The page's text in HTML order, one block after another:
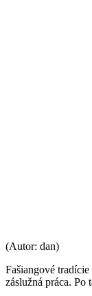
(Autor: dan)
Fašiangové
záslužná práca.